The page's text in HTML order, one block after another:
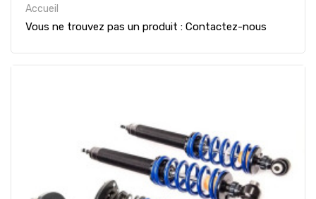
Accueil
Vous ne trouvez pas un produit : Contactez-nous